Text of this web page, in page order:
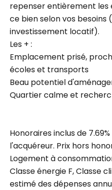
repenser entièrement les
ce bien selon vos
investissement locatif).
Les + :
Emplacement prisé,
écoles et transports
Beau potentiel
Quartier calme et
Honoraires inclus de
l'acquéreur. Prix hors
Logement à
Classe énergie F, Classe
estimé des dépenses